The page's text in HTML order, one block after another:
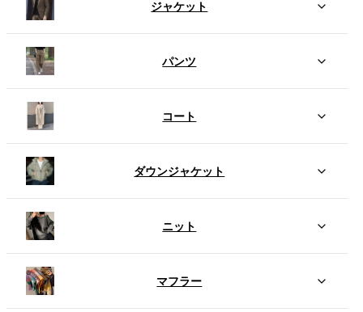
ジャケット
パンツ
コート
ダウンジャケット
ニット
マフラー